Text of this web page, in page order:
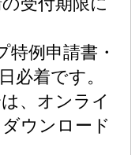
特例申請書・
必着です。
、オンライ
ウンロード